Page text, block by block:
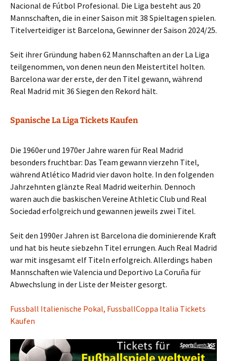
Nacional de Fútbol Profesional. Die Liga besteht aus 20
Mannschaften, die in einer Saison mit 38 Spieltagen spielen.
Titelverteidiger ist Barcelona, Gewinner der Saison 2024/25.
Seit ihrer Gründung haben 62 Mannschaften an der La Liga
teilgenommen, von denen neun den Meistertitel holten.
Barcelona war der erste, der den Titel gewann, während
Real Madrid mit 36 Siegen den Rekord hält.
Spanische La Liga Tickets Kaufen
Die 1960er und 1970er Jahre waren für Real Madrid
besonders fruchtbar: Das Team gewann vierzehn Titel,
während Atlético Madrid vier davon holte. In den folgenden
Jahrzehnten glänzte Real Madrid weiterhin. Dennoch
waren auch die baskischen Vereine Athletic Club und Real
Sociedad erfolgreich und gewannen jeweils zwei Titel.
Seit den 1990er Jahren ist Barcelona die dominierende Kraft
und hat bis heute siebzehn Titel errungen. Auch Real Madrid
war mit insgesamt elf Titeln erfolgreich. Allerdings haben
Mannschaften wie Valencia und Deportivo La Coruña für
Abwechslung in der Liste der Meister gesorgt.
Fussball Italienische Pokal, FussballCoppa Italia Tickets
Kaufen